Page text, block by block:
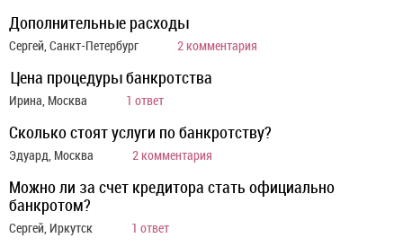
Дополнительные расходы
Сергей, Санкт-Петербург 2 комментария
Цена процедуры банкротства
Ирина, Москва 1 ответ
Сколько стоят услуги по банкротству?
Эдуард, Москва 2 комментария
Можно ли за счет кредитора стать официально
банкротом?
Сергей, Иркутск 1 ответ